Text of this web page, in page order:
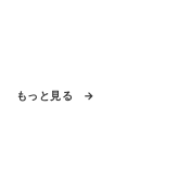
もっと見る